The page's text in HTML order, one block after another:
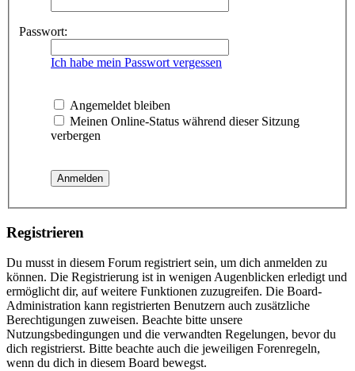
Passwort:
Ich habe mein Passwort vergessen
Angemeldet bleiben
Meinen Online-Status während dieser Sitzung
verbergen
Registrieren
Du musst in diesem Forum registriert sein, um dich anmelden zu
können. Die Registrierung ist in wenigen Augenblicken erledigt und
ermöglicht dir, auf weitere Funktionen zuzugreifen. Die Board-
Administration kann registrierten Benutzern auch zusätzliche
Berechtigungen zuweisen. Beachte bitte unsere
Nutzungsbedingungen und die verwandten Regelungen, bevor du
dich registrierst. Bitte beachte auch die jeweiligen Forenregeln,
wenn du dich in diesem Board bewegst.